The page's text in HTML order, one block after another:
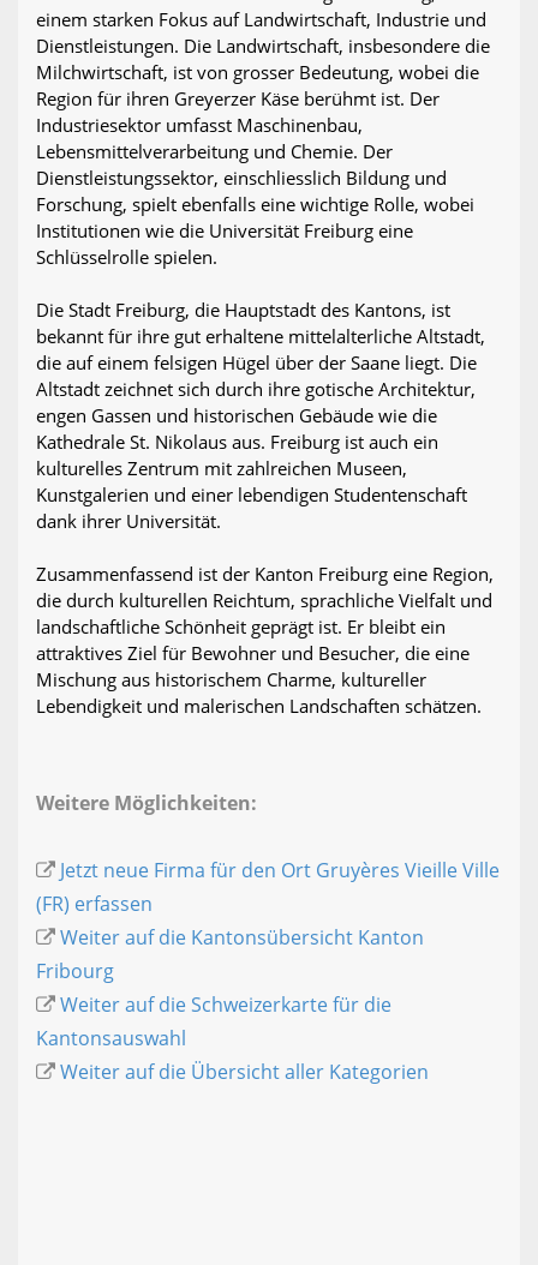
einem starken Fokus auf Landwirtschaft, Industrie und
Dienstleistungen. Die Landwirtschaft, insbesondere die
Milchwirtschaft, ist von grosser Bedeutung, wobei die
Region für ihren Greyerzer Käse berühmt ist. Der
Industriesektor umfasst Maschinenbau,
Lebensmittelverarbeitung und Chemie. Der
Dienstleistungssektor, einschliesslich Bildung und
Forschung, spielt ebenfalls eine wichtige Rolle, wobei
Institutionen wie die Universität Freiburg eine
Schlüsselrolle spielen.
Die Stadt Freiburg, die Hauptstadt des Kantons, ist
bekannt für ihre gut erhaltene mittelalterliche Altstadt,
die auf einem felsigen Hügel über der Saane liegt. Die
Altstadt zeichnet sich durch ihre gotische Architektur,
engen Gassen und historischen Gebäude wie die
Kathedrale St. Nikolaus aus. Freiburg ist auch ein
kulturelles Zentrum mit zahlreichen Museen,
Kunstgalerien und einer lebendigen Studentenschaft
dank ihrer Universität.
Zusammenfassend ist der Kanton Freiburg eine Region,
die durch kulturellen Reichtum, sprachliche Vielfalt und
landschaftliche Schönheit geprägt ist. Er bleibt ein
attraktives Ziel für Bewohner und Besucher, die eine
Mischung aus historischem Charme, kultureller
Lebendigkeit und malerischen Landschaften schätzen.
Weitere Möglichkeiten:
Jetzt neue Firma für den Ort Gruyères Vieille Ville
(FR) erfassen
Weiter auf die Kantonsübersicht Kanton
Fribourg
Weiter auf die Schweizerkarte für die
Kantonsauswahl
Weiter auf die Übersicht aller Kategorien